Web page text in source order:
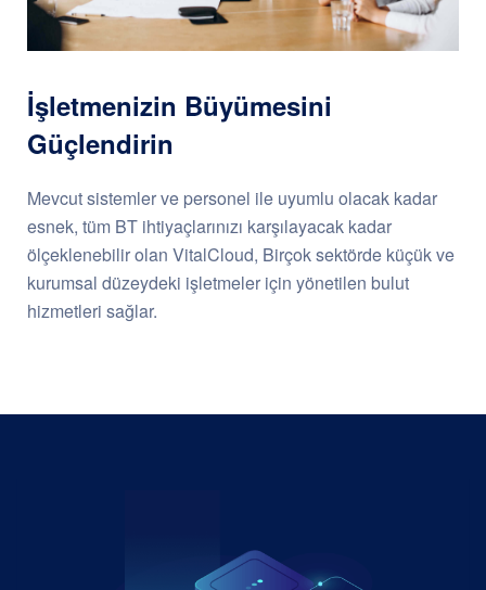
İşletmenizin Büyümesini
Güçlendirin
Mevcut sistemler ve personel ile uyumlu olacak kadar
esnek, tüm BT ihtiyaçlarınızı karşılayacak kadar
ölçeklenebilir olan VitalCloud, Birçok sektörde küçük ve
kurumsal düzeydeki işletmeler için yönetilen bulut
hizmetleri sağlar.